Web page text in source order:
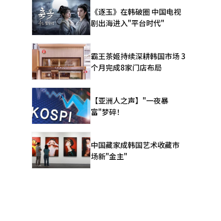
起诉的
期，
《逐玉》在韩破圈 中国电视
剧出海进入"平台时代"
霸王茶姬持续深耕韩国市场 3
个月完成8家门店布局
【亚洲人之声】"一夜暴
富"梦碎！
中国藏家成韩国艺术收藏市
场新"金主"